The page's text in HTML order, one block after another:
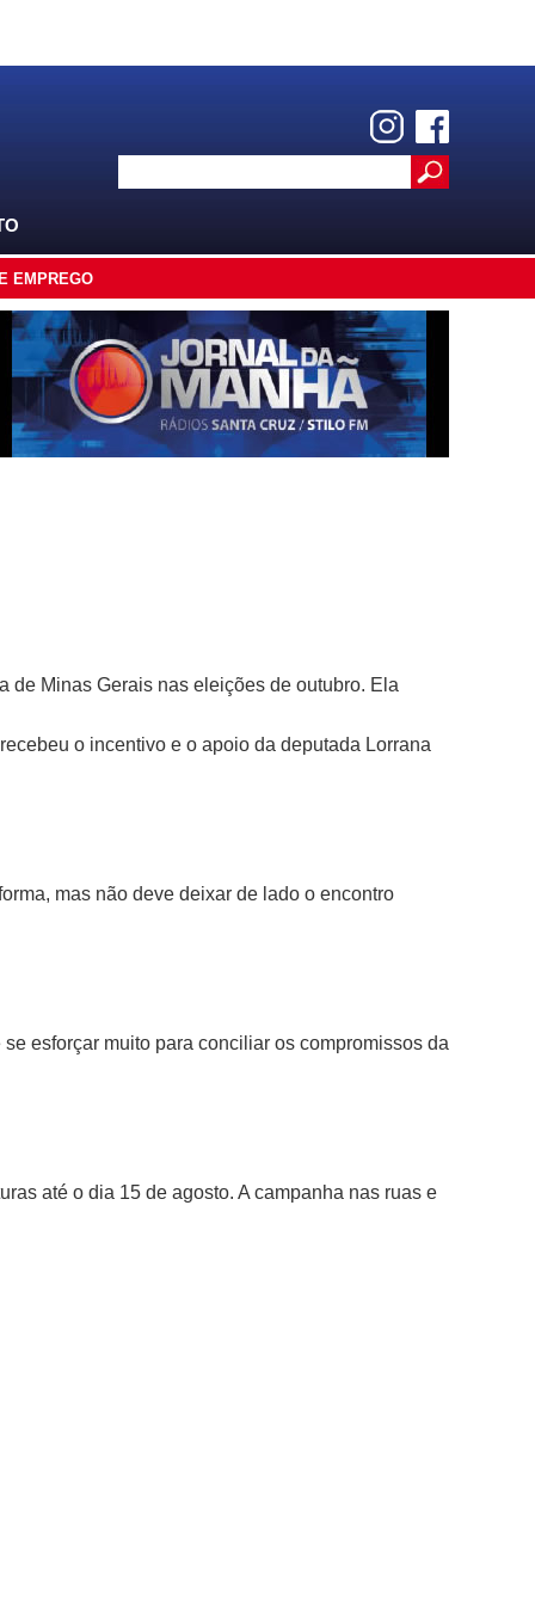
EMPREGO
de Minas Gerais nas eleições de outubro. Ela
o incentivo e o apoio da deputada Lorrana
mas não deve deixar de lado o encontro
esforçar muito para conciliar os compromissos da
até o dia 15 de agosto. A campanha nas ruas e